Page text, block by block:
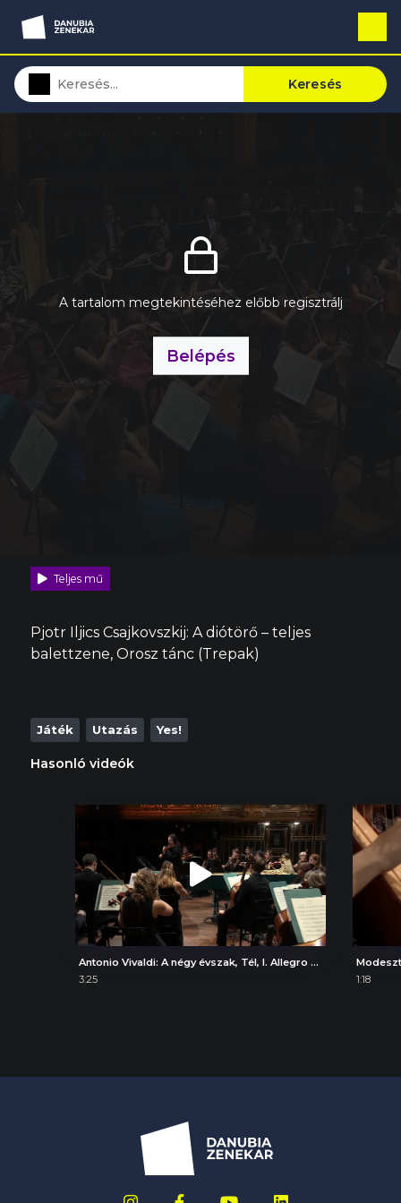
Keresés
A tartalom megtekintéséhez előbb regisztrálj
Belépés
Teljes mű
Pjotr Iljics Csajkovszkij: A diótörő – teljes
balettzene, Orosz tánc (Trepak)
Játék Utazás Yes!
Hasonló videók
Antonio Vivaldi: A négy évszak, Tél, I. Allegro non molto
3:25
1:18